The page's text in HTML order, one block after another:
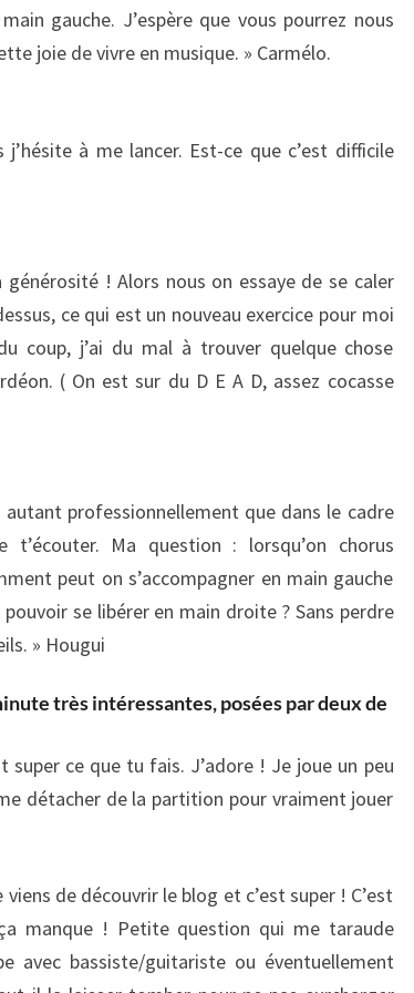
gauche. J’espère que vous pourrez nous
joie de vivre en musique. » Carmélo.
à me lancer. Est-ce que c’est difficile
! Alors nous on essaye de se caler
ce qui est un nouveau exercice pour moi
coup, j’ai du mal à trouver quelque chose
( On est sur du D E A D, assez cocasse
professionnellement que dans le cadre
Ma question : lorsqu’on chorus
peut on s’accompagner en main gauche
se libérer en main droite ? Sans perdre
» Hougui
très intéressantes, posées par deux de
super ce que tu fais. J’adore ! Je joue un peu
détacher de la partition pour vraiment jouer
de découvrir le blog et c’est super ! C’est
manque ! Petite question qui me taraude
avec bassiste/guitariste ou éventuellement